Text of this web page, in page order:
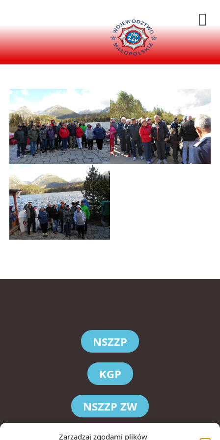
Zarządzaj zgodami plików
NSZZP
KGP
NSZZP ZW